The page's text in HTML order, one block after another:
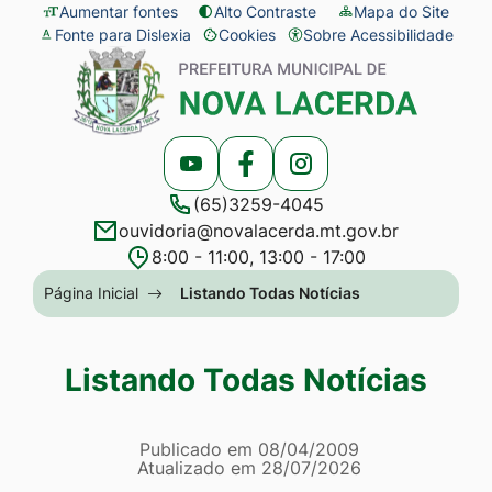
Seção
de
atalhos
acessibilidade
Ir
para
conteúdo
menu
[alt+2]
para
Aumentar fontes Alto Contraste
Mapa do Site
Fonte para Dislexia
Cookies
Abrir
preferências
de
cookies
Sobre Acessibilidade
Seção
menu
Acessar
a
Rede
Social
Acessar
a
Rede
Social
Acessar
a
Rede
Social
(65)3259-4045
ouvidoria@novalacerda.mt.gov.br
8:00 - 11:00, 13:00 - 17:00
Seção
do
principal
Página Inicial Listando Todas Notícias
Listando Todas Notícias
Página Listando Todas
Informações
Publicado em 08/04/2009
Atualizado em 28/07/2026